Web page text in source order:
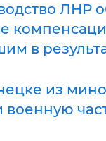
ЛНР
в
из
военную